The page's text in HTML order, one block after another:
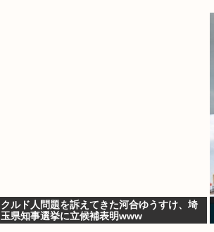
クルド人問題を訴えてきた河合ゆうすけ、埼
玉県知事選挙に立候補表明www